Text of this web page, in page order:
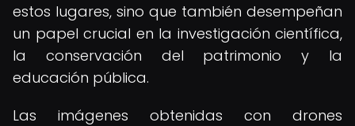
estos lugares, sino que también desempeñan
un papel crucial en la investigación científica,
la conservación del patrimonio y la
educación pública.
Las imágenes obtenidas con drones